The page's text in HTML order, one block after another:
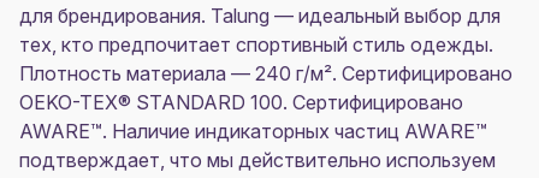
для брендирования. Talung — идеальный выбор для
тех, кто предпочитает спортивный стиль одежды.
Плотность материала — 240 г/м². Сертифицировано
OEKO-TEX® STANDARD 100. Сертифицировано
AWARE™. Наличие индикаторных частиц AWARE™
подтверждает, что мы действительно используем